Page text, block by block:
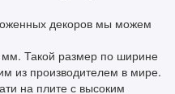
декоров мы можем
Такой размер по ширине
из производителем в мире.
на плите с высоким